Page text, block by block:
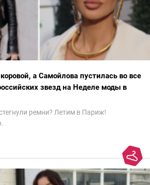
а Самойлова пустилась во все
звезд на Неделе моды в
ремни? Летим в Париж!